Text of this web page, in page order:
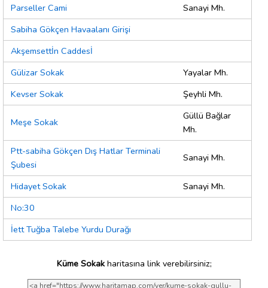
Parseller Cami
Sanayi Mh.
Sabiha Gökçen Havaalanı Girişi
Akşemsettİn Caddesİ
Gülizar Sokak
Yayalar Mh.
Kevser Sokak
Şeyhli Mh.
Meşe Sokak
Güllü Bağlar
Mh.
Ptt-sabiha Gökçen Dış Hatlar Terminali
Şubesi
Sanayi Mh.
Hidayet Sokak
Sanayi Mh.
No:30
İett Tuğba Talebe Yurdu Durağı
Küme Sokakharitasına link verebilirsiniz;